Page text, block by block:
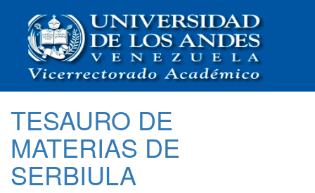
TESAURO DE
MATERIAS DE
SERBIULA